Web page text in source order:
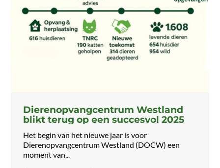
Dierenopvangcentrum Westland
blikt terug op een succesvol 2025
Het begin van het nieuwe jaar is voor
Dierenopvangcentrum Westland (DOCW) een
moment van...